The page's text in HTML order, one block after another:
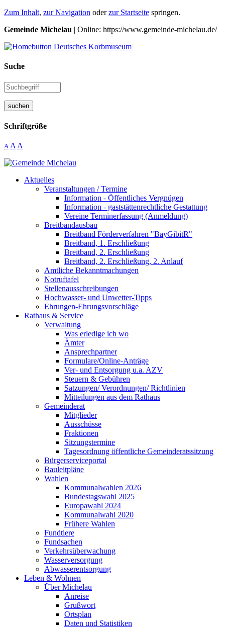
Zum Inhalt, zur Navigation oderzur Startseite springen.
Gemeinde Michelau | Online: https://www.gemeinde-michelau.de/
Suche
suchen
Schriftgröße
A A A
Aktuelles
Veranstaltungen / Termine
Information - Öffentliches Vergnügen
Information - gaststättenrechtliche Gestattung
Vereine Terminerfassung (Anmeldung)
Breitbandausbau
Breitband Förderverfahren "BayGibitR"
Breitband, 1. Erschließung
Breitband, 2. Erschließung
Breitband, 2. Erschließung, 2. Anlauf
Amtliche Bekanntmachungen
Notruftafel
Stellenausschreibungen
Hochwasser- und Unwetter-Tipps
Ehrungen-Ehrungsvorschläge
Rathaus & Service
Verwaltung
Was erledige ich wo
Ämter
Ansprechpartner
Formulare/Online-Anträge
Ver- und Entsorgung u.a. AZV
Steuern & Gebühren
Satzungen/ Verordnungen/ Richtlinien
Mitteilungen aus dem Rathaus
Gemeinderat
Mitglieder
Ausschüsse
Fraktionen
Sitzungstermine
Tagesordnung öffentliche Gemeinderatssitzung
Bürgerserviceportal
Bauleitpläne
Wahlen
Kommunalwahlen 2026
Bundestagswahl 2025
Europawahl 2024
Kommunalwahl 2020
Frühere Wahlen
Fundtiere
Fundsachen
Verkehrsüberwachung
Wasserversorgung
Abwasserentsorgung
Leben & Wohnen
Über Michelau
Anreise
Grußwort
Ortsplan
Daten und Statistiken